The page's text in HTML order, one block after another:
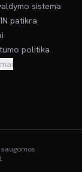
sistema
patikra
politika
saugomos